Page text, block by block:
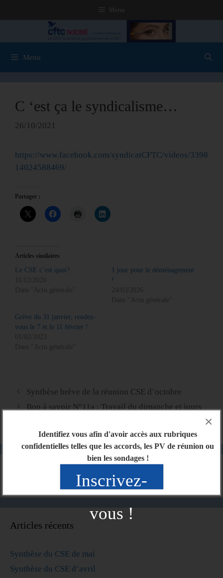
Identifiez vous afin d'avoir accès aux rubriques
confidentielles telles que les accords, les PV de réunion ou
bien les sondages !
Inscrivez-
vous !
×
Menu
Menu
C ‘est ça le syndicalisme…
26/10/2021
https://www.facebook.com/syndicatCFTC/videos/3398
14024588469/
Partager :
Articles similaires
Le CSE c’est quoi?
11/12/2020
Dans "Actu générale"
1 jour pour le déménagement
!
24/03/2026
Dans "Actu générale"
Grève du 31 janvier, rendez-
vous le 7 et le 11 février !
01/02/2023
Dans "Actu générale"
Synthèse brève de la réunion CSE d’octobre
Bon à savoir N°11a : Travail du dimanche et jours
Articles récents
Synthèse du CSE de mai
Synthèse du CSE d’avril